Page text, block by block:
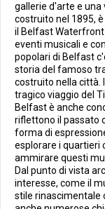
gallerie d'arte e una
costruito nel 1895,
il Belfast
eventi musicali e
popolari di Belfast
storia del famoso
costruito nella città.
tragico viaggio del
Belfast è anche
riflettono il passato
forma di
esplorare i quartieri
ammirare questi
Dal punto di vista
interesse, come il
stile rinascimentale